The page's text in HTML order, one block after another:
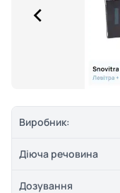
Виробник:
Діюча речовина
Дозування